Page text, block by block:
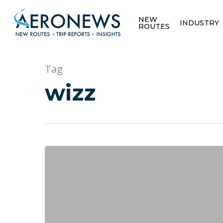
NEW
ROUTES INDUSTRY
Tag
wizz